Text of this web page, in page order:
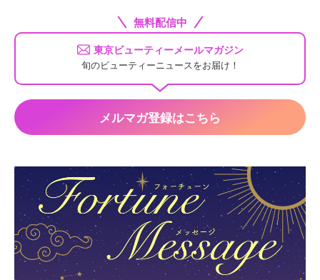
無料配信中
東京ビューティーメールマガジン
旬のビューティーニュースをお届け！
メルマガ登録はこちら